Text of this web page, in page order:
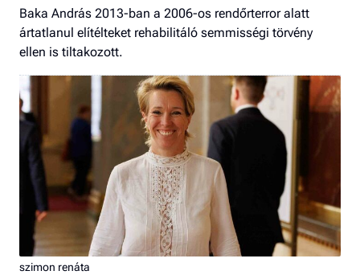
Baka András 2013-ban a 2006-os rendőrterror alatt
ártatlanul elítélteket rehabilitáló semmisségi törvény
ellen is tiltakozott.
szimon renáta